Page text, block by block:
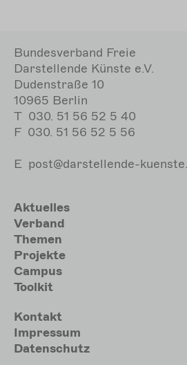
Bundesverband Freie
Darstellende Künste e.V.
Dudenstraße 10
10965 Berlin
T 030. 51 56 52 5 40
F 030. 51 56 52 5 56
E post@darstellende-
Hauptnavigation
Aktuelles
Verband
Themen
Projekte
Campus
Toolkit
Meta
Kontakt
Impressum
Datenschutz